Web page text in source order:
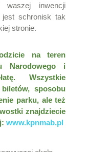
inwencji
schronisk tak
stronie.
na teren
Narodowego i
Wszystkie
sposobu
parku, ale też
znajdziecie
www.kpnmab.pl